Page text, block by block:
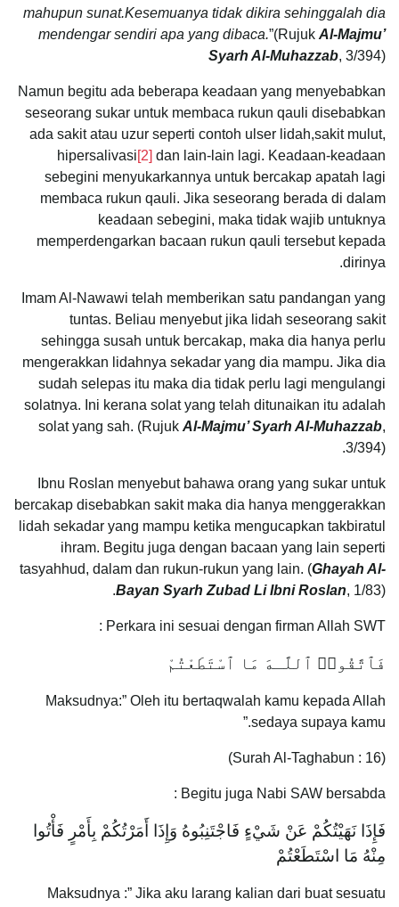
mahupun sunat.Kesemuanya tidak dikira sehinggalah dia
mendengar sendiri apa yang dibaca.”(Rujuk Al-Majmu’
Syarh Al-Muhazzab, 3/394)
Namun begitu ada beberapa keadaan yang menyebabkan
seseorang sukar untuk membaca rukun qauli disebabkan
ada sakit atau uzur seperti contoh ulser lidah,sakit mulut,
hipersalivasi[2] dan lain-lain lagi. Keadaan-keadaan
sebegini menyukarkannya untuk bercakap apatah lagi
membaca rukun qauli. Jika seseorang berada di dalam
keadaan sebegini, maka tidak wajib untuknya
memperdengarkan bacaan rukun qauli tersebut kepada
dirinya.
Imam Al-Nawawi telah memberikan satu pandangan yang
tuntas. Beliau menyebut jika lidah seseorang sakit
sehingga susah untuk bercakap, maka dia hanya perlu
mengerakkan lidahnya sekadar yang dia mampu. Jika dia
sudah selepas itu maka dia tidak perlu lagi mengulangi
solatnya. Ini kerana solat yang telah ditunaikan itu adalah
solat yang sah. (Rujuk Al-Majmu’ Syarh Al-Muhazzab,
3/394).
Ibnu Roslan menyebut bahawa orang yang sukar untuk
bercakap disebabkan sakit maka dia hanya menggerakkan
lidah sekadar yang mampu ketika mengucapkan takbiratul
ihram. Begitu juga dengan bacaan yang lain seperti
tasyahhud, dalam dan rukun-rukun yang lain. (Ghayah Al-
Bayan Syarh Zubad Li Ibni Roslan, 1/83).
Perkara ini sesuai dengan firman Allah SWT :
فَٱتَّقُوا۟ ٱللَّـهَ مَا ٱسْتَطَعْتُمْ
Maksudnya:” Oleh itu bertaqwalah kamu kepada Allah
sedaya supaya kamu.”
(Surah Al-Taghabun : 16)
Begitu juga Nabi SAW bersabda :
فَإِذَا نَهَيْتُكُمْ عَنْ شَيْءٍ فَاجْتَنِبُوهُ وَإِذَا أَمَرْتُكُمْ بِأَمْرٍ فَأْتُوا
مِنْهُ مَا اسْتَطَعْتُمْ
Maksudnya :” Jika aku larang kalian dari buat sesuatu